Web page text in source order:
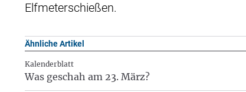
Elfmeterschießen.
Ähnliche Artikel
Kalenderblatt
Was geschah am 23. März?